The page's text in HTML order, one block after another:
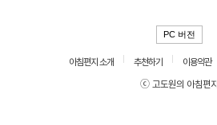
PC 버전
아침편지 소개 추천하기 이용약관
ⓒ 고도원의 아침편지